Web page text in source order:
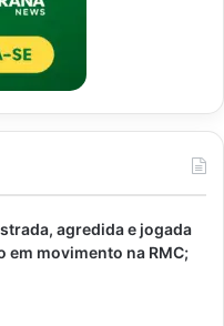
agredida e jogada
em movimento na RMC;